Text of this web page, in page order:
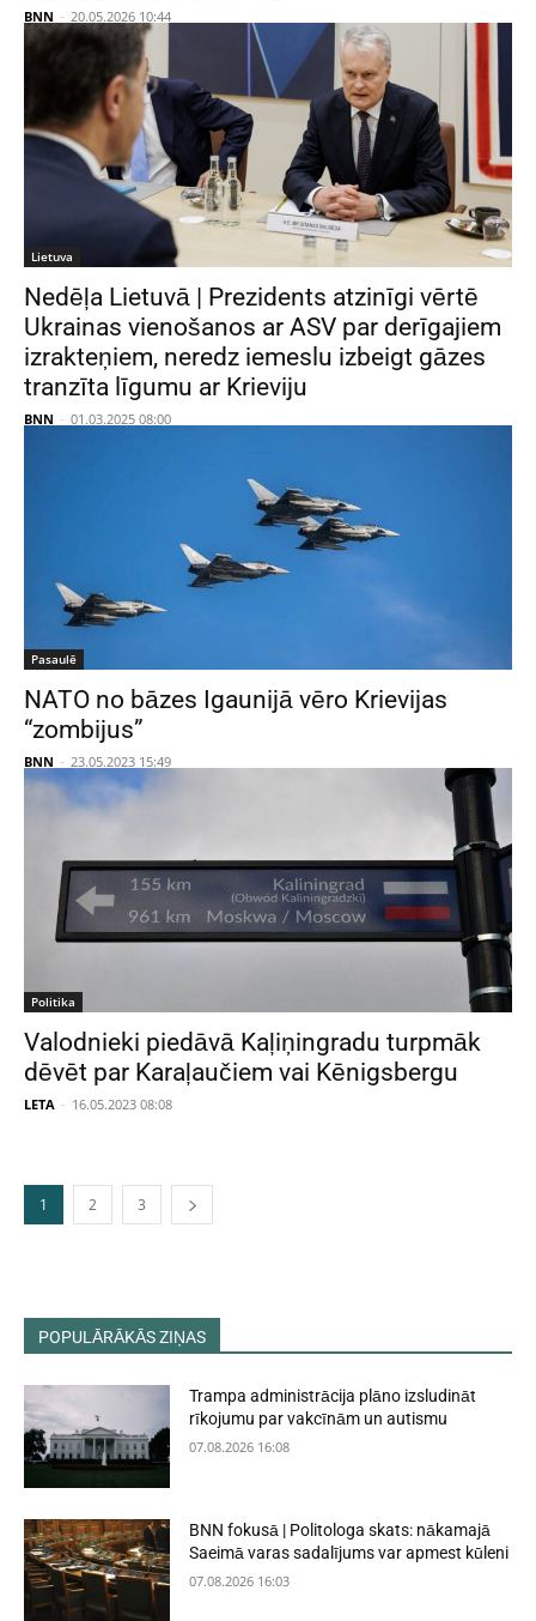
BNN - 20.05.2026 10:44
Lietuva
Nedēļa Lietuvā | Prezidents atzinīgi vērtē
Ukrainas vienošanos ar ASV par derīgajiem
izrakteņiem, neredz iemeslu izbeigt gāzes
tranzīta līgumu ar Krieviju
BNN - 01.03.2025 08:00
Pasaulē
NATO no bāzes Igaunijā vēro Krievijas
“zombijus”
BNN - 23.05.2023 15:49
Politika
Valodnieki piedāvā Kaļiņingradu turpmāk
dēvēt par Karaļaučiem vai Kēnigsbergu
LETA - 16.05.2023 08:08
1 2 3
POPULĀRĀKĀS ZIŅAS
Trampa administrācija plāno izsludināt
rīkojumu par vakcīnām un autismu
07.08.2026 16:08
BNN fokusā | Politologa skats: nākamajā
Saeimā varas sadalījums var apmest kūleni
07.08.2026 16:03